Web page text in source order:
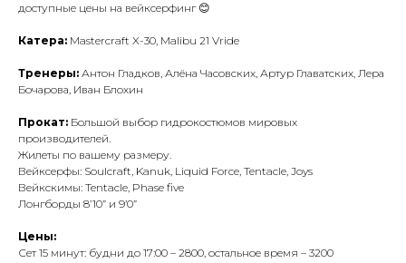
доступные цены на вейксерфинг 😊
Катера: Mastercraft X-30, Malibu 21 Vride
Тренеры: Антон Гладков, Алёна Часовских, Артур Главатских, Лера
Бочарова, Иван Блохин
Прокат: Большой выбор гидрокостюмов мировых
производителей.
Жилеты по вашему размеру.
Вейксерфы: Soulcraft, Kanuk, Liquid Force, Tentacle, Joys
Вейкскимы: Tentacle, Phase five
Лонгборды 8’10” и 9’0”
Цены:
Сет 15 минут: будни до 17:00 – 2800, остальное время – 3200